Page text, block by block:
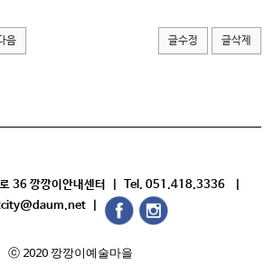
음 글수정 글삭제
로 36 깡깡이안내센터 | Tel. 051.418.3336 |
|
ⓒ 2020 깡깡이예술마을